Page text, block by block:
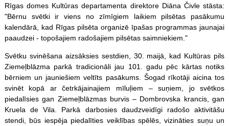
Rīgas domes Kultūras departamenta direktore Diāna Čivle stāsta:
"Bērnu svētki ir viens no zīmīgiem laikiem pilsētas pasākumu
kalendārā, kad Rīgas pilsēta organizē īpašas programmas jaunajai
paaudzei - topošajiem radošajiem pilsētas saimniekiem."
Svētku svinēšana aizsāksies sestdien, 30. maijā, kad Kultūras pils
Ziemeļblāzma parkā tradicionāli jau 101. gadu pēc kārtas notiks
bērniem un jauniešiem veltīts pasākums. Šogad rīkotāji aicina tos
svinēt kopā ar četrkājainajiem mīluļiem – suņiem, jo svētkos
piedalīsies gan Ziemeļblāzmas burvis – Dombrovska krancis, gan
Kruela de Vila. Parkā darbosies daudzveidīgi radošo aktivitāšu
stendi, būs iespēja piedalīties veiklības spēlēs, vizināties suņu un